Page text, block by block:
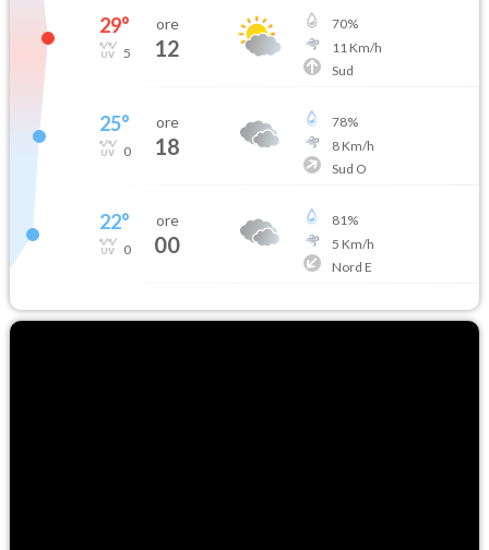
29°
5
ore
12
70%
11 Km/h
Sud
25°
0
ore
18
78%
8Km/h
Sud O
22°
0
ore
00
81%
5 Km/h
Nord E